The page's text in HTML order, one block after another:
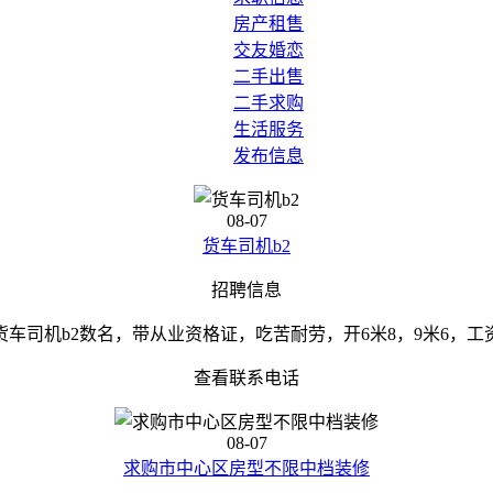
房产租售
交友婚恋
二手出售
二手求购
生活服务
发布信息
08-07
货车司机b2
招聘信息
车司机b2数名，带从业资格证，吃苦耐劳，开6米8，9米6，工
查看联系电话
08-07
求购市中心区房型不限中档装修